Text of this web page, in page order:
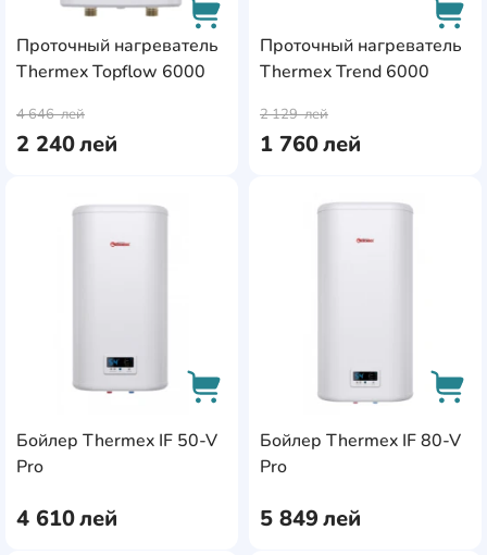
Проточный нагреватель
Thermex Topflow 6000
2 240лей
4 646лей
Проточный нагреватель
Thermex Trend 6000
1 760лей
2 129лей
Бойлер Thermex IF 50-V
Pro
4 610лей
AddCardToFavourite
AddCardToCart
Бойлер Thermex IF 80-V
Pro
5 849лей